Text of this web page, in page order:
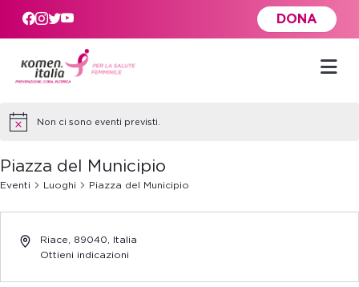
Skip to main content
DONA
Non ci sono eventi previsti.
Piazza del Municipio
Eventi Luoghi Piazza del Municipio
Riace, 89040, Italia
Ottieni indicazioni